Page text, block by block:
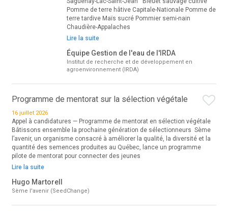
Pomme de terre hâtive Capitale-Nationale Pomme de
terre tardive Maïs sucré Pommier semi-nain
Chaudière-Appalaches
Lire la suite
Équipe Gestion de l'eau de l'IRDA
Institut de recherche et de développement en
agroenvironnement (IRDA)
Programme de mentorat sur la sélection végétale
16 juillet 2026
Appel à candidatures — Programme de mentorat en sélection végétale
Bâtissons ensemble la prochaine génération de sélectionneurs Sème
l’avenir, un organisme consacré à améliorer la qualité, la diversité et la
quantité des semences produites au Québec, lance un programme
pilote de mentorat pour connecter des jeunes
Lire la suite
Hugo Martorell
Sème l'avenir (SeedChange)